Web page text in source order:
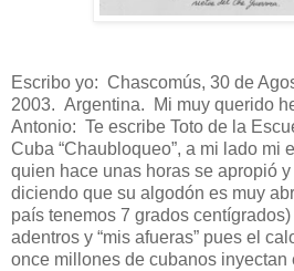
Escribo yo: Chascomús, 30 de
2003. Argentina. Mi muy querido
Antonio: Te escribe Toto de la
Cuba “Chaubloqueo”, a mi lado mi
quien hace unas horas se apropió
diciendo que su algodón es muy
país tenemos 7 grados
adentros y “mis afueras” pues el
once millones de cubanos